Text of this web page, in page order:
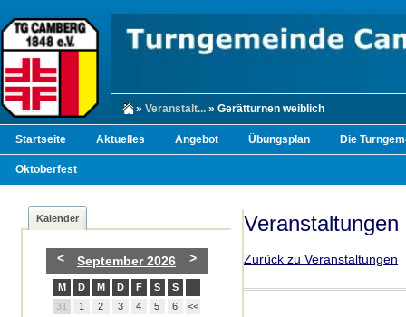
» Veranstalt... » Gerätturnen weiblich
Startseite Aktuelles Angebot Übungsplan Die
Oktoberfest
Kalender
September 2026
< >
M D M D F S
S
31
1 2 3 4 5 6
<<
Veranstaltungen
Zurück zu Veranstaltungen